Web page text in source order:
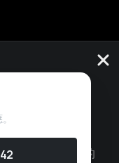
擁有超過 10 年的